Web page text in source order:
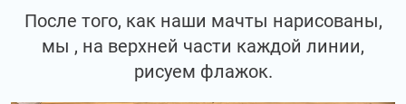
После того, как наши мачты нарисованы,
мы , на верхней части каждой линии,
рисуем флажок.